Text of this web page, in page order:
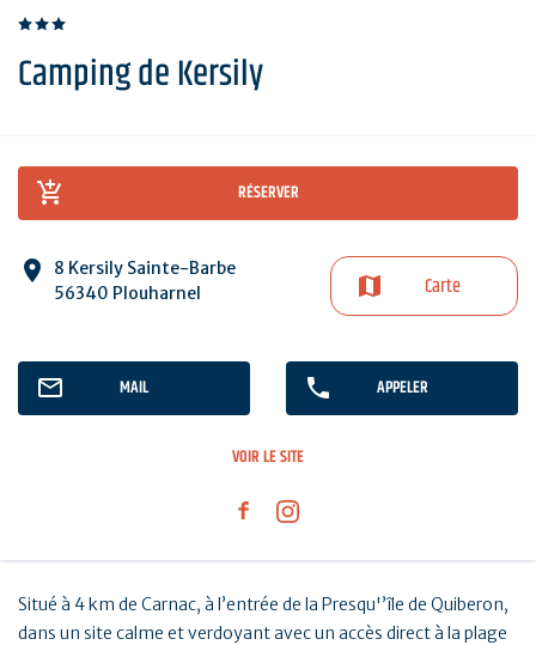
Camping de Kersily
RÉSERVER
8 Kersily Sainte-Barbe
56340 Plouharnel
Carte
MAIL APPELER
VOIR LE SITE
Situé à 4 km de Carnac, à l’entrée de la Presqu'’île de Quiberon,
dans un site calme et verdoyant avec un accès direct à la plage